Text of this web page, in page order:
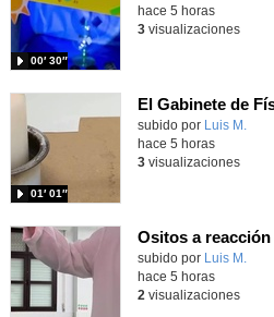
00′ 30″
hace 5 horas
3visualizaciones
Contenido educativo.
subido por Luis M.
01′ 01″
hace 5 horas
3visualizaciones
Ositos a reacción
Contenido educativo.
subido por Luis M.
hace 5 horas
2 visualizaciones